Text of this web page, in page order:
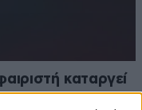
καταργεί
στα γήπεδα